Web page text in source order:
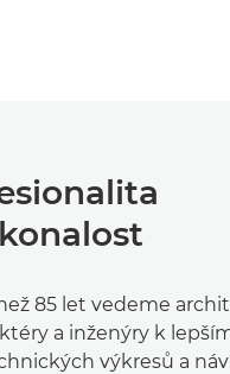
85 let vedeme
a inženýry k
výkresů a